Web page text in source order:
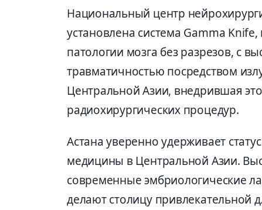
Национальный центр
установлена система Gamma
патологии мозга без разрезов, с
травматичностью посредством
Центральной Азии, внедрившая
радиохирургических процедур.
Астана уверенно удерживает
медицины в Центральной Азии.
современные эмбриологические
делают столицу привлекательной